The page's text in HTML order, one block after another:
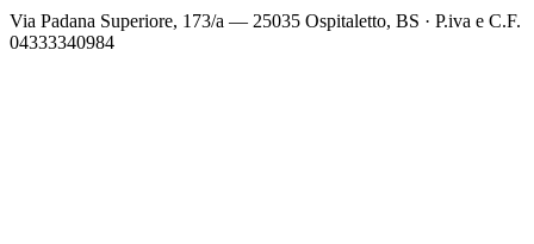
Via Padana Superiore, 173/a — 25035 Ospitaletto, BS · P.iva e C.F.
04333340984